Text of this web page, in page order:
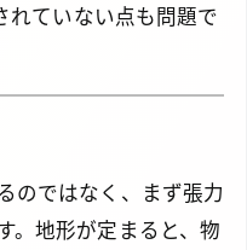
れていない点も問題で
のではなく、まず張力
。地形が定まると、物